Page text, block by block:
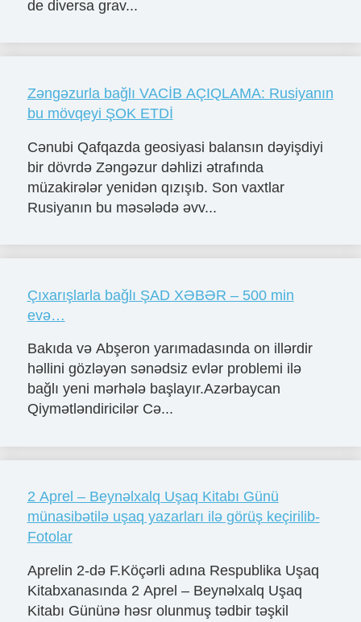
de diversa grav...
Zəngəzurla bağlı VACİB AÇIQLAMA: Rusiyanın
bu mövqeyi ŞOK ETDİ
Cənubi Qafqazda geosiyasi balansın dəyişdiyi
bir dövrdə Zəngəzur dəhlizi ətrafında
müzakirələr yenidən qızışıb. Son vaxtlar
Rusiyanın bu məsələdə əvv...
Çıxarışlarla bağlı ŞAD XƏBƏR – 500 min
evə…
Bakıda və Abşeron yarımadasında on illərdir
həllini gözləyən sənədsiz evlər problemi ilə
bağlı yeni mərhələ başlayır.Azərbaycan
Qiymətləndiricilər Cə...
2 Aprel – Beynəlxalq Uşaq Kitabı Günü
münasibətilə uşaq yazarları ilə görüş keçirilib-
Fotolar
Aprelin 2-də F.Köçərli adına Respublika Uşaq
Kitabxanasında 2 Aprel – Beynəlxalq Uşaq
Kitabı Gününə həsr olunmuş tədbir təşkil